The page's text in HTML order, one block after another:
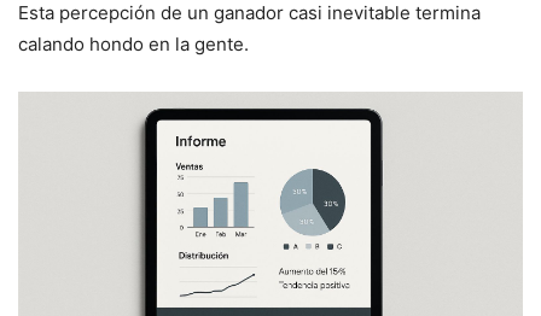
Esta percepción de un ganador casi inevitable termina
calando hondo en la gente.